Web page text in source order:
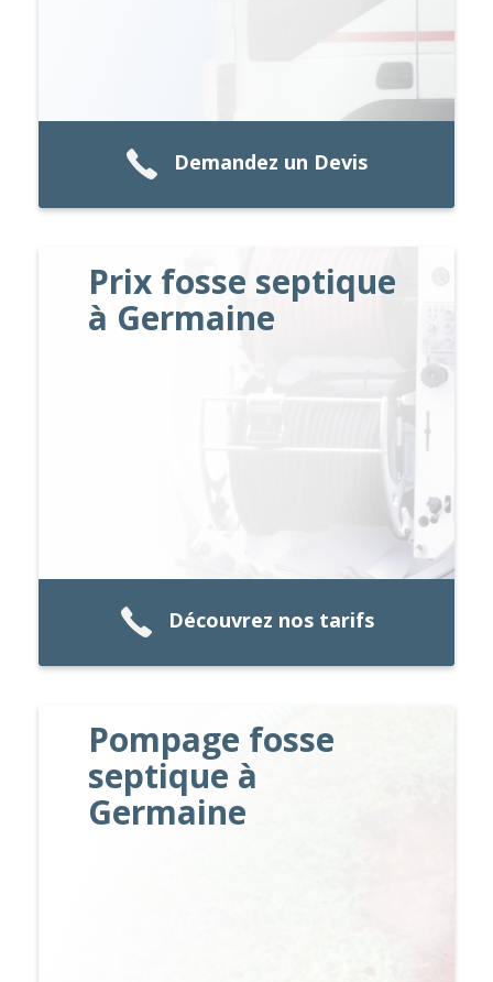
Demandez un Devis
Prix fosse septique
à Germaine
Découvrez nos tarifs
Pompage fosse
septique à
Germaine